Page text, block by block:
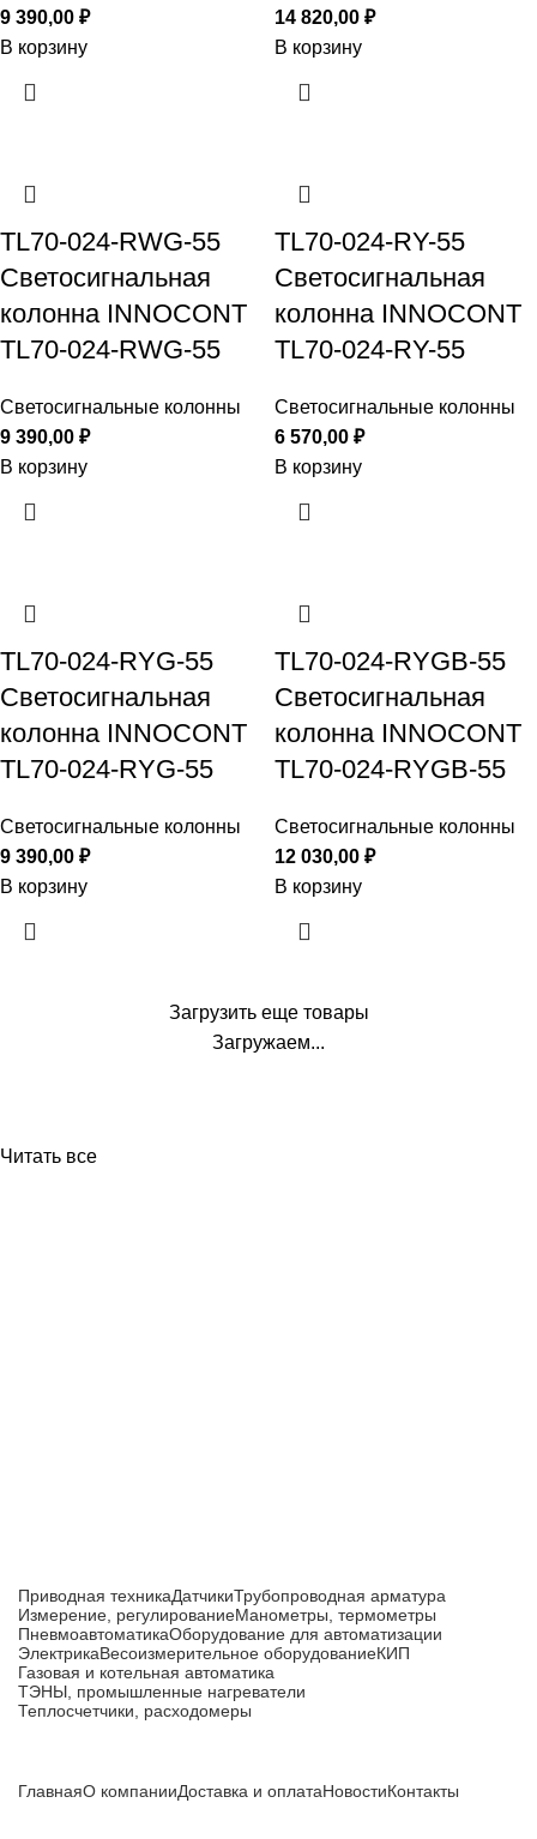
9 390,00 ₽
В корзину
14 820,00 ₽
В корзину
TL70-024-RWG-55
Светосигнальная
колонна INNOCONT
TL70-024-RWG-55
Светосигнальные колонны
9 390,00 ₽
В корзину
TL70-024-RY-55
Светосигнальная
колонна INNOCONT
TL70-024-RY-55
Светосигнальные колонны
6 570,00 ₽
В корзину
TL70-024-RYG-55
Светосигнальная
колонна INNOCONT
TL70-024-RYG-55
Светосигнальные колонны
9 390,00 ₽
В корзину
TL70-024-RYGB-55
Светосигнальная
колонна INNOCONT
TL70-024-RYGB-55
Светосигнальные колонны
12 030,00 ₽
В корзину
Загрузить еще товары
Загружаем...
Читать все
Приводная техникаДатчикиТрубопроводная арматура
Измерение, регулированиеМанометры, термометры
ПневмоавтоматикаОборудование для автоматизации
ЭлектрикаВесоизмерительное оборудованиеКИП
Газовая и котельная автоматика
ТЭНЫ, промышленные нагреватели
Теплосчетчики, расходомеры
ГлавнаяО компанииДоставка и оплатаНовостиКонтакты